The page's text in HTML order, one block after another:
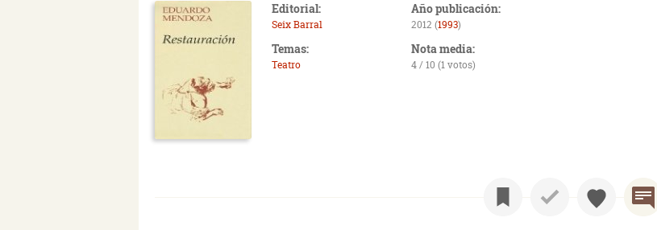
Editorial:
Seix Barral
Año publicación:
2012 (1993)
Temas:
Teatro
Nota media:
4 / 10 (1 votos)